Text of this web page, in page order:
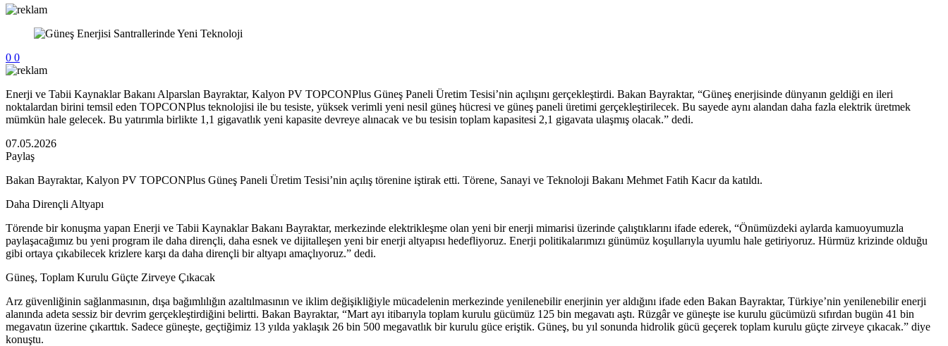
0 0
Enerji ve Tabii Kaynaklar Bakanı Alparslan Bayraktar, Kalyon PV TOPCONPlus Güneş Paneli Üretim Tesisi’nin açılışını gerçekleştirdi. Bakan Bayraktar, “Güneş enerjisinde dünyanın geldiği en ileri
noktalardan birini temsil eden TOPCONPlus teknolojisi ile bu tesiste, yüksek verimli yeni nesil güneş hücresi ve güneş paneli üretimi gerçekleştirilecek. Bu sayede aynı alandan daha fazla elektrik üretmek
mümkün hale gelecek. Bu yatırımla birlikte 1,1 gigavatlık yeni kapasite devreye alınacak ve bu tesisin toplam kapasitesi 2,1 gigavata ulaşmış olacak.” dedi.
07.05.2026
Paylaş
Bakan Bayraktar, Kalyon PV TOPCONPlus Güneş Paneli Üretim Tesisi’nin açılış törenine iştirak etti. Törene, Sanayi ve Teknoloji Bakanı Mehmet Fatih Kacır da katıldı.
Daha Dirençli Altyapı
Törende bir konuşma yapan Enerji ve Tabii Kaynaklar Bakanı Bayraktar, merkezinde elektrikleşme olan yeni bir enerji mimarisi üzerinde çalıştıklarını ifade ederek, “Önümüzdeki aylarda kamuoyumuzla
paylaşacağımız bu yeni program ile daha dirençli, daha esnek ve dijitalleşen yeni bir enerji altyapısı hedefliyoruz. Enerji politikalarımızı günümüz koşullarıyla uyumlu hale getiriyoruz. Hürmüz krizinde olduğu
gibi ortaya çıkabilecek krizlere karşı da daha dirençli bir altyapı amaçlıyoruz.” dedi.
Güneş, Toplam Kurulu Güçte Zirveye Çıkacak
Arz güvenliğinin sağlanmasının, dışa bağımlılığın azaltılmasının ve iklim değişikliğiyle mücadelenin merkezinde yenilenebilir enerjinin yer aldığını ifade eden Bakan Bayraktar, Türkiye’nin yenilenebilir enerji
alanında adeta sessiz bir devrim gerçekleştirdiğini belirtti. Bakan Bayraktar, “Mart ayı itibarıyla toplam kurulu gücümüz 125 bin megavatı aştı. Rüzgâr ve güneşte ise kurulu gücümüzü sıfırdan bugün 41 bin
megavatın üzerine çıkarttık. Sadece güneşte, geçtiğimiz 13 yılda yaklaşık 26 bin 500 megavatlık bir kurulu güce eriştik. Güneş, bu yıl sonunda hidrolik gücü geçerek toplam kurulu güçte zirveye çıkacak.” diye
konuştu.